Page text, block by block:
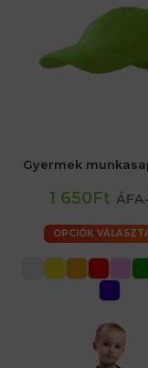
Gyermek
1 650Ft
OPCIÓK